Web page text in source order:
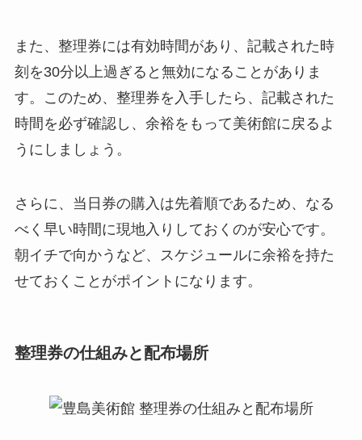
また、整理券には有効時間があり、記載された時
刻を30分以上過ぎると無効になることがありま
す。このため、整理券を入手したら、記載された
時間を必ず確認し、余裕をもって美術館に戻るよ
うにしましょう。
さらに、当日券の購入は先着順であるため、なる
べく早い時間に現地入りしておくのが安心です。
朝イチで向かうなど、スケジュールに余裕を持た
せておくことがポイントになります。
整理券の仕組みと配布場所